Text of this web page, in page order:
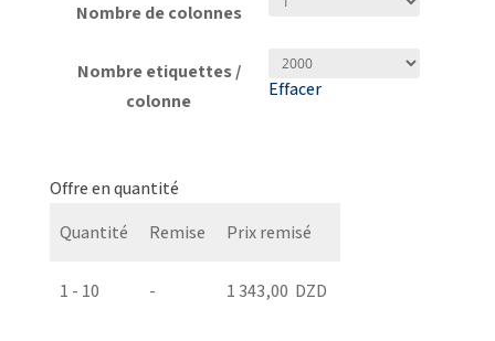
Nombre de colonnes
Nombre etiquettes /
colonne
Effacer
Etiquette
PolyPro
Eco
Offre en quantité
Quantité
Remise Prix remisé
1 - 10 - 1 343,00 DZD